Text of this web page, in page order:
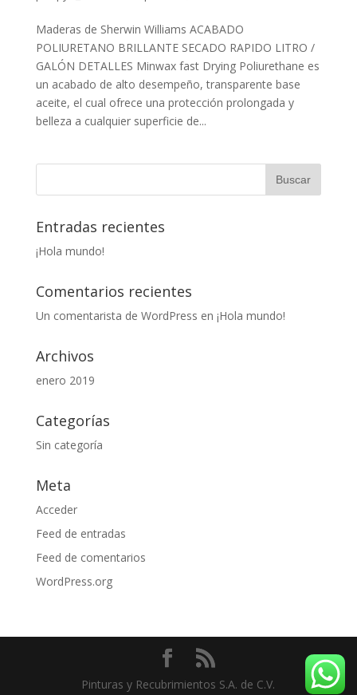
Maderas de Sherwin Williams ACABADO
POLIURETANO BRILLANTE SECADO RAPIDO LITRO /
GALÓN DETALLES Minwax fast Drying Poliurethane es
un acabado de alto desempeño, transparente base
aceite, el cual ofrece una protección prolongada y
belleza a cualquier superficie de...
Entradas recientes
¡Hola mundo!
Comentarios recientes
Un comentarista de WordPress en ¡Hola mundo!
Archivos
enero 2019
Categorías
Sin categoría
Meta
Acceder
Feed de entradas
Feed de comentarios
WordPress.org
Pinturas y Recubrimientos S.A. de C.V.